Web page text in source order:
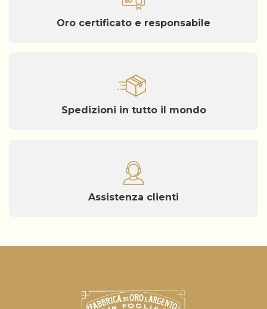
Oro certificato e responsabile
Spedizioni in tutto il mondo
Assistenza clienti